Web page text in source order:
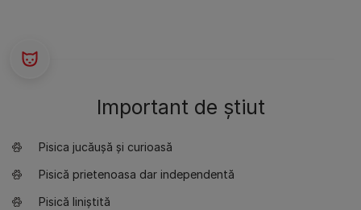
Important de știut
Pisica jucăușă și curioasă
Pisică prietenoasa dar independentă
Pisică liniștită